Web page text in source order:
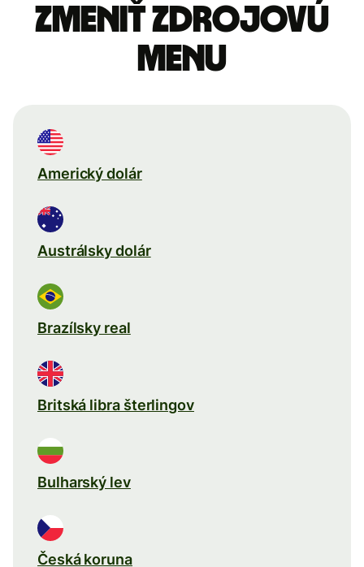
Zmeniť zdrojovú
menu
Americký dolár
Austrálsky dolár
Brazílsky real
Britská libra šterlingov
Bulharský lev
Česká koruna